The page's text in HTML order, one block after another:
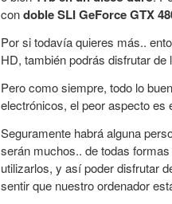
condoble SLI GeForce GTX
Por si todavía quieres más..
HD, también podrás disfrutar
Pero como siempre, todo lo
electrónicos, el peor aspecto es
Seguramente habrá alguna
serán muchos.. de todas
utilizarlos, y así poder disfrutar
sentir que nuestro ordenador